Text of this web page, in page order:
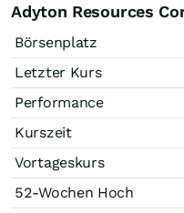
Adyton Resources
Börsenplatz
Letzter Kurs
Performance
Kurszeit
Vortageskurs
52-Wochen Hoch